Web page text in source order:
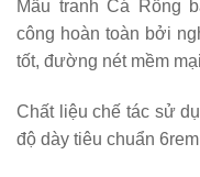
công hoàn toàn bởi
tốt, đường nét mềm
độ dày tiêu chuẩn